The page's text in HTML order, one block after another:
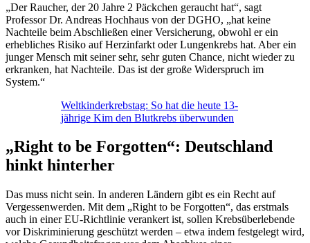
„Der Raucher, der 20 Jahre 2 Päckchen geraucht hat“, sagt
Professor Dr. Andreas Hochhaus von der DGHO, „hat keine
Nachteile beim Abschließen einer Versicherung, obwohl er ein
erhebliches Risiko auf Herzinfarkt oder Lungenkrebs hat. Aber ein
junger Mensch mit seiner sehr, sehr guten Chance, nicht wieder zu
erkranken, hat Nachteile. Das ist der große Widerspruch im
System.“
Weltkinderkrebstag: So hat die heute 13-
jährige Kim den Blutkrebs überwunden
„Right to be Forgotten“: Deutschland
hinkt hinterher
Das muss nicht sein. In anderen Ländern gibt es ein Recht auf
Vergessenwerden. Mit dem „Right to be Forgotten“, das erstmals
auch in einer EU-Richtlinie verankert ist, sollen Krebsüberlebende
vor Diskriminierung geschützt werden – etwa indem festgelegt wird,